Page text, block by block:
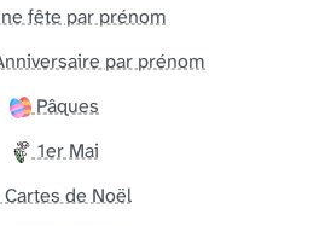
fête par prénom
par prénom
Pâques
1er Mai
Cartes de Noël